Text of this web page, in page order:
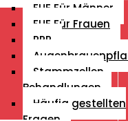
FUE Für Männer
FUE Für Frauen
PRP
Stammzellen
Behandlungen
Häufig gestellten